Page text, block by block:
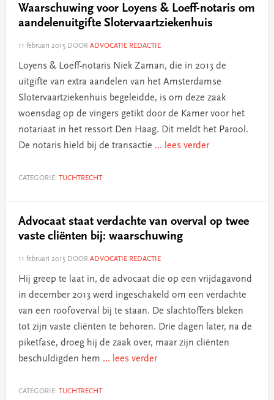
Waarschuwing voor Loyens & Loeff-notaris om
aandelenuitgifte Slotervaartziekenhuis
11 februari 2015DOOR ADVOCATIE REDACTIE
Loyens & Loeff-notaris Niek Zaman, die in 2013 de
uitgifte van extra aandelen van het Amsterdamse
Slotervaartziekenhuis begeleidde, is om deze zaak
woensdag op de vingers getikt door de Kamer voor het
notariaat in het ressort Den Haag. Dit meldt het Parool.
De notaris hield bij de transactie ... lees verder
CATEGORIE: TUCHTRECHT
Advocaat staat verdachte van overval op twee
vaste cliënten bij: waarschuwing
11 februari 2015DOOR ADVOCATIE REDACTIE
Hij greep te laat in, de advocaat die op een vrijdagavond
in december 2013 werd ingeschakeld om een verdachte
van een roofoverval bij te staan. De slachtoffers bleken
tot zijn vaste cliënten te behoren. Drie dagen later, na de
piketfase, droeg hij de zaak over, maar zijn cliënten
beschuldigden hem ... lees verder
CATEGORIE: TUCHTRECHT